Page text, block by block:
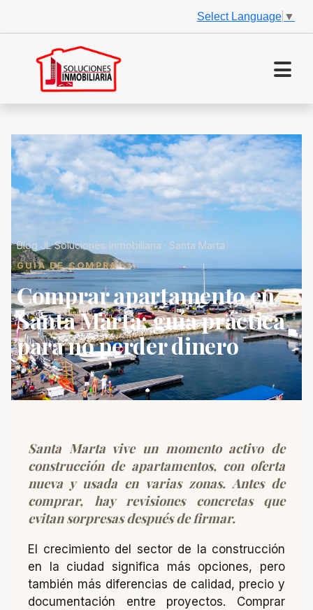
Select Language ▼
Blog JL Soluciones Inmobiliaria · Santa Marta
GUÍA DE COMPRA
Comprar apartamento en
Santa Marta: guía práctica
para no perder dinero
Santa Marta vive un momento activo de
construcción de apartamentos, con oferta
nueva y usada en varias zonas. Antes de
comprar, hay revisiones concretas que
evitan sorpresas después de firmar.
El crecimiento del sector de la construcción
en la ciudad significa más opciones, pero
también más diferencias de calidad, precio y
documentación entre proyectos. Comprar